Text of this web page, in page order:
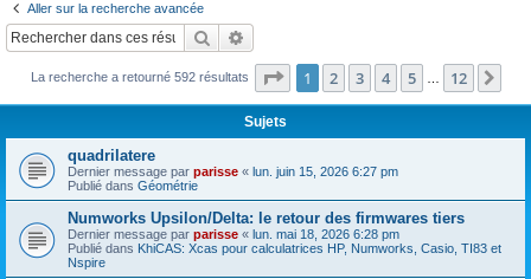
c
Aller sur la recherche avancée
Rechercher
La recherche a retourné 592 résultats Page 1sur12
1 2 3 4 5 12
Sujets
quadrilatere
Dernier message par parisse « lun. juin 15, 2026 6:27 pm
Publié dans Géométrie
Numworks Upsilon/Delta: le retour des firmwares tiers
Dernier message par parisse « lun. mai 18, 2026 6:28 pm
Publié dans KhiCAS: Xcas pour calculatrices HP, Numworks, Casio, TI83 et
Nspire